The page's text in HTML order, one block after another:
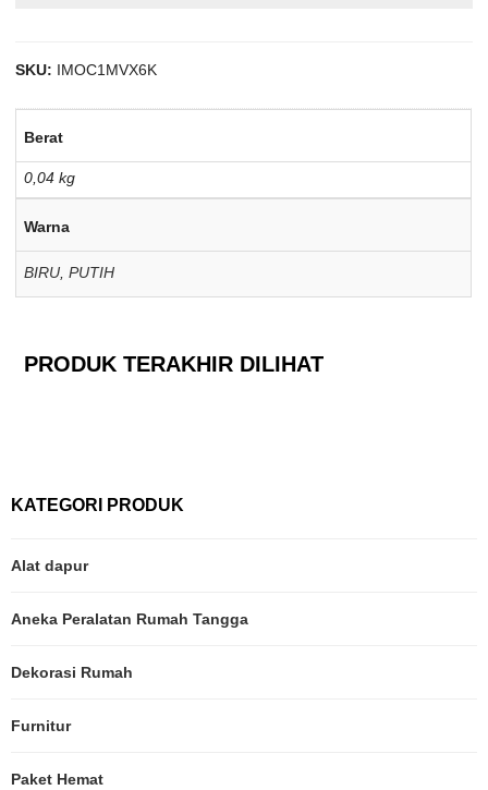
SKU: IMOC1MVX6K
Berat
0,04 kg
Warna
BIRU ,PUTIH
PRODUK TERAKHIR DILIHAT
KATEGORI PRODUK
Alat dapur
Aneka Peralatan Rumah Tangga
Dekorasi Rumah
Furnitur
Paket Hemat